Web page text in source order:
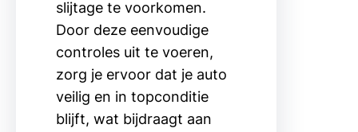
slijtage te voorkomen.
Door deze eenvoudige
controles uit te voeren,
zorg je ervoor dat je auto
veilig en in topconditie
blijft, wat bijdraagt aan